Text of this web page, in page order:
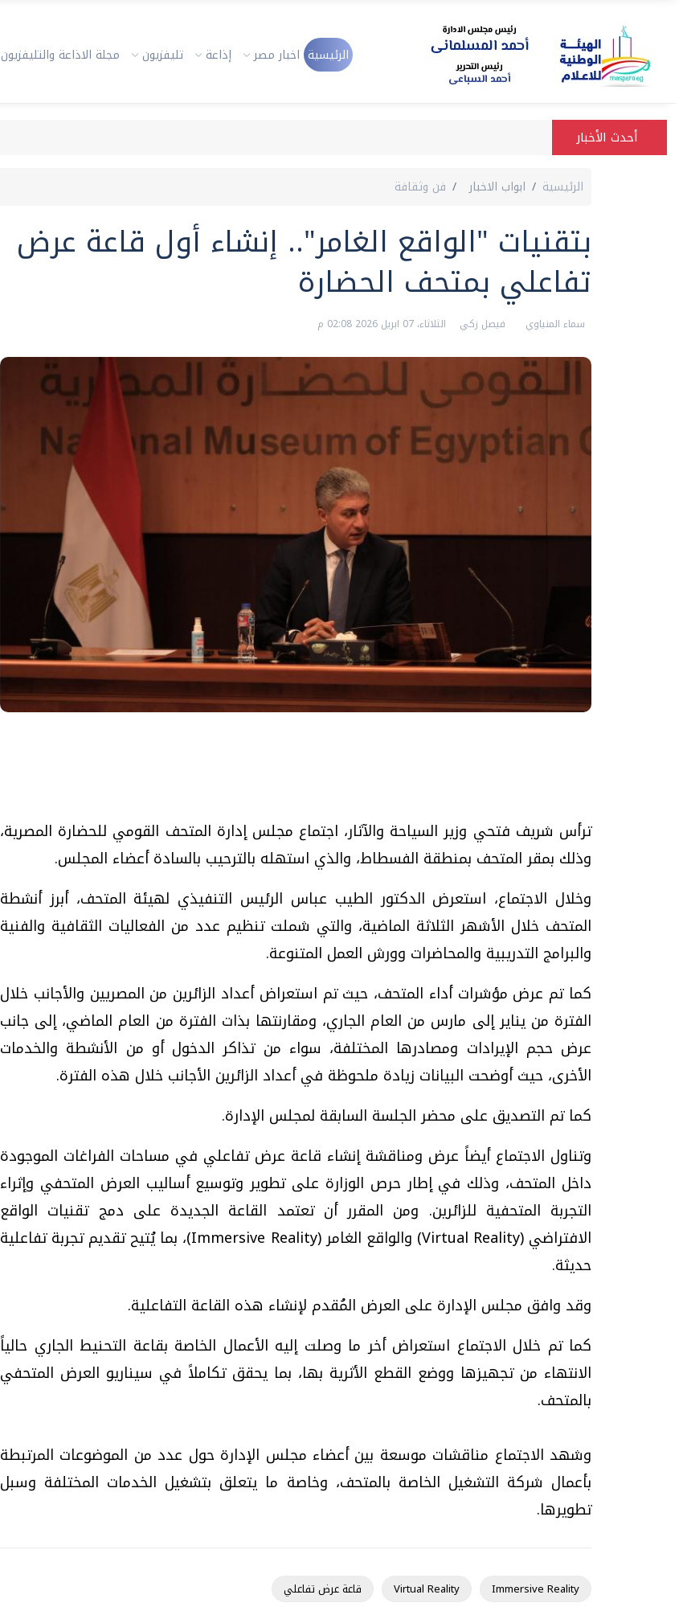
الرئيسية اخبار مصر إذاعة تليفزيون مجلة الاذاعة والتليفزيون
أحدث الأخبار
الرئيسية ابواب الاخبار فن وثقافة
بتقنيات "الواقع الغامر".. إنشاء أول قاعة عرض
تفاعلي بمتحف الحضارة
سماء المنياوي فيصل زكي الثلاثاء، 07 ابريل 2026 02:08 م
ترأس شريف فتحي وزير السياحة والآثار، اجتماع مجلس إدارة المتحف القومي للحضارة المصرية،
وذلك بمقر المتحف بمنطقة الفسطاط، والذي استهله بالترحيب بالسادة أعضاء المجلس.
وخلال الاجتماع، استعرض الدكتور الطيب عباس الرئيس التنفيذي لهيئة المتحف، أبرز أنشطة
المتحف خلال الأشهر الثلاثة الماضية، والتي شملت تنظيم عدد من الفعاليات الثقافية والفنية
والبرامج التدريبية والمحاضرات وورش العمل المتنوعة.
كما تم عرض مؤشرات أداء المتحف، حيث تم استعراض أعداد الزائرين من المصريين والأجانب خلال
الفترة من يناير إلى مارس من العام الجاري، ومقارنتها بذات الفترة من العام الماضي، إلى جانب
عرض حجم الإيرادات ومصادرها المختلفة، سواء من تذاكر الدخول أو من الأنشطة والخدمات
الأخرى، حيث أوضحت البيانات زيادة ملحوظة في أعداد الزائرين الأجانب خلال هذه الفترة.
كما تم التصديق على محضر الجلسة السابقة لمجلس الإدارة.
وتناول الاجتماع أيضاً عرض ومناقشة إنشاء قاعة عرض تفاعلي في مساحات الفراغات الموجودة
داخل المتحف، وذلك في إطار حرص الوزارة على تطوير وتوسيع أساليب العرض المتحفي وإثراء
التجربة المتحفية للزائرين. ومن المقرر أن تعتمد القاعة الجديدة على دمج تقنيات الواقع
الافتراضي (Virtual Reality) والواقع الغامر (Immersive Reality)، بما يُتيح تقديم تجربة تفاعلية
حديثة.
وقد وافق مجلس الإدارة على العرض المُقدم لإنشاء هذه القاعة التفاعلية.
كما تم خلال الاجتماع استعراض أخر ما وصلت إليه الأعمال الخاصة بقاعة التحنيط الجاري حالياً
الانتهاء من تجهيزها ووضع القطع الأثرية بها، بما يحقق تكاملاً في سيناريو العرض المتحفي
بالمتحف.
وشهد الاجتماع مناقشات موسعة بين أعضاء مجلس الإدارة حول عدد من الموضوعات المرتبطة
بأعمال شركة التشغيل الخاصة بالمتحف، وخاصة ما يتعلق بتشغيل الخدمات المختلفة وسبل
تطويرها.
Immersive Reality
Virtual Reality قاعة عرض تفاعلي
السبت، 01 اغسطس 2026 10:25 ص
فيديو.. الإعلام الرقمي.. تقنيات واعدة
الخميس، 30 يوليو 2026 01:09 م
موجات الطقس الساخنة.. لماذا تحدث وكيف